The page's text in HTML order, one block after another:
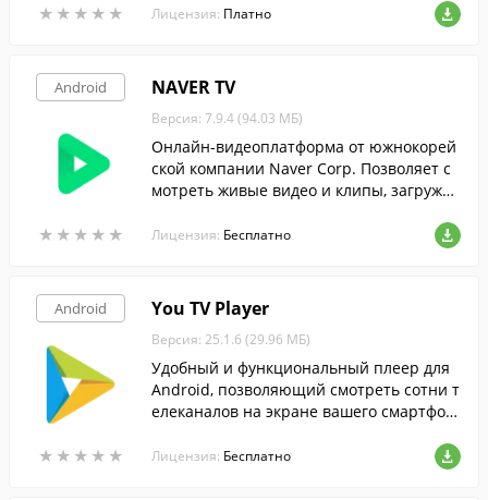
★ ★ ★ ★ ★
★ ★ ★ ★ ★ Лицензия: Платно
Android
★ ★ ★ ★ ★
★ ★ ★ ★ ★
NAVER TV
Версия: 7.9.4 (94.03 МБ)
Онлайн-видеоплатформа от южнокорей
ской компании Naver Corp. Позволяет с
мотреть живые видео и клипы, загружен
ться своими творениями со всем миром.
Лицензия: Бесплатно
Android
★ ★ ★ ★ ★
★ ★ ★ ★ ★
You TV Player
Версия: 25.1.6 (29.96 МБ)
Удобный и функциональный плеер для
Android, позволяющий смотреть сотни т
елеканалов на экране вашего смартфон
Лицензия: Бесплатно